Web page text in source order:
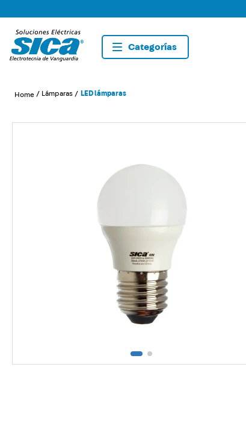
Lámparas LED lámparas